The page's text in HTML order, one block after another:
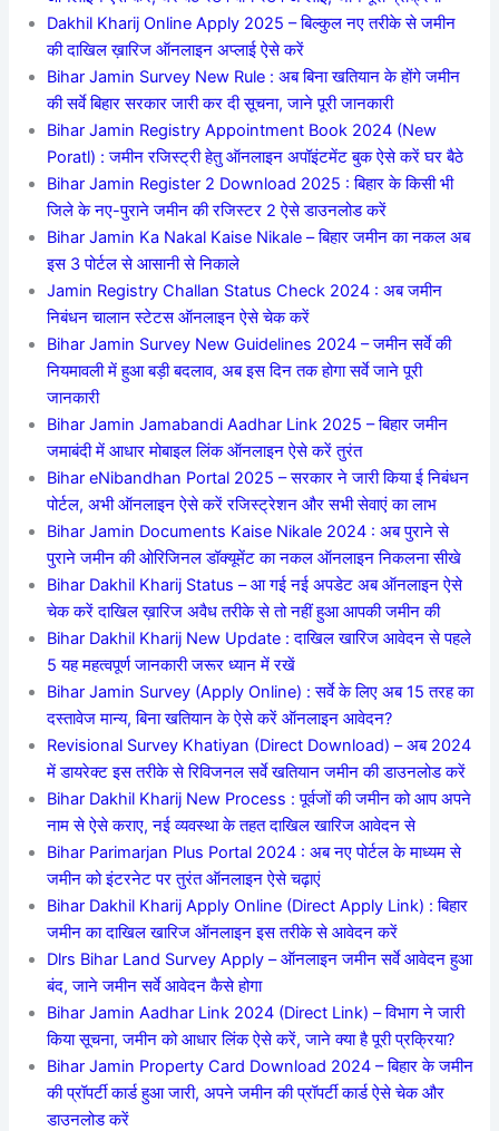
Dakhil Kharij Online Apply 2025 – बिल्कुल नए तरीके से जमीन
की दाखिल ख़ारिज ऑनलाइन अप्लाई ऐसे करें
Bihar Jamin Survey New Rule : अब बिना खतियान के होंगे जमीन
की सर्वे बिहार सरकार जारी कर दी सूचना, जाने पूरी जानकारी
Bihar Jamin Registry Appointment Book 2024 (New
Poratl) : जमीन रजिस्ट्री हेतु ऑनलाइन अपॉइंटमेंट बुक ऐसे करें घर बैठे
Bihar Jamin Register 2 Download 2025 : बिहार के किसी भी
जिले के नए-पुराने जमीन की रजिस्टर 2 ऐसे डाउनलोड करें
Bihar Jamin Ka Nakal Kaise Nikale – बिहार जमीन का नकल अब
इस 3 पोर्टल से आसानी से निकाले
Jamin Registry Challan Status Check 2024 : अब जमीन
निबंधन चालान स्टेटस ऑनलाइन ऐसे चेक करें
Bihar Jamin Survey New Guidelines 2024 – जमीन सर्वे की
नियमावली में हुआ बड़ी बदलाव, अब इस दिन तक होगा सर्वे जाने पूरी
जानकारी
Bihar Jamin Jamabandi Aadhar Link 2025 – बिहार जमीन
जमाबंदी में आधार मोबाइल लिंक ऑनलाइन ऐसे करें तुरंत
Bihar eNibandhan Portal 2025 – सरकार ने जारी किया ई निबंधन
पोर्टल, अभी ऑनलाइन ऐसे करें रजिस्ट्रेशन और सभी सेवाएं का लाभ
Bihar Jamin Documents Kaise Nikale 2024 : अब पुराने से
पुराने जमीन की ओरिजिनल डॉक्यूमेंट का नकल ऑनलाइन निकलना सीखे
Bihar Dakhil Kharij Status – आ गई नई अपडेट अब ऑनलाइन ऐसे
चेक करें दाखिल ख़ारिज अवैध तरीके से तो नहीं हुआ आपकी जमीन की
Bihar Dakhil Kharij New Update : दाखिल खारिज आवेदन से पहले
5 यह महत्वपूर्ण जानकारी जरूर ध्यान में रखें
Bihar Jamin Survey (Apply Online) : सर्वे के लिए अब 15 तरह का
दस्तावेज मान्य, बिना खतियान के ऐसे करें ऑनलाइन आवेदन?
Revisional Survey Khatiyan (Direct Download) – अब 2024
में डायरेक्ट इस तरीके से रिविजनल सर्वे खतियान जमीन की डाउनलोड करें
Bihar Dakhil Kharij New Process : पूर्वजों की जमीन को आप अपने
नाम से ऐसे कराए, नई व्यवस्था के तहत दाखिल खारिज आवेदन से
Bihar Parimarjan Plus Portal 2024 : अब नए पोर्टल के माध्यम से
जमीन को इंटरनेट पर तुरंत ऑनलाइन ऐसे चढ़ाएं
Bihar Dakhil Kharij Apply Online (Direct Apply Link) : बिहार
जमीन का दाखिल खारिज ऑनलाइन इस तरीके से आवेदन करें
Dlrs Bihar Land Survey Apply – ऑनलाइन जमीन सर्वे आवेदन हुआ
बंद, जाने जमीन सर्वे आवेदन कैसे होगा
Bihar Jamin Aadhar Link 2024 (Direct Link) – विभाग ने जारी
किया सूचना, जमीन को आधार लिंक ऐसे करें, जाने क्या है पूरी प्रक्रिया?
Bihar Jamin Property Card Download 2024 – बिहार के जमीन
की प्रॉपर्टी कार्ड हुआ जारी, अपने जमीन की प्रॉपर्टी कार्ड ऐसे चेक और
डाउनलोड करें